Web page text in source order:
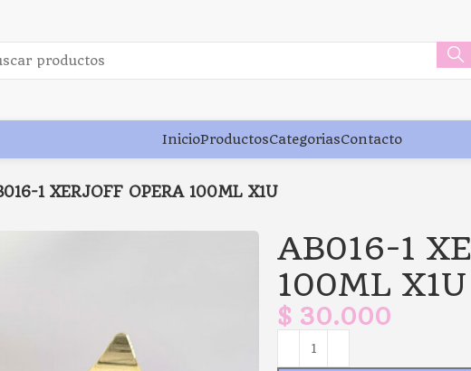
InicioProductosCategoriasContacto
1 XERJOFF OPERA 100ML X1U
AB016-1
100ML X1U
$ 30.000